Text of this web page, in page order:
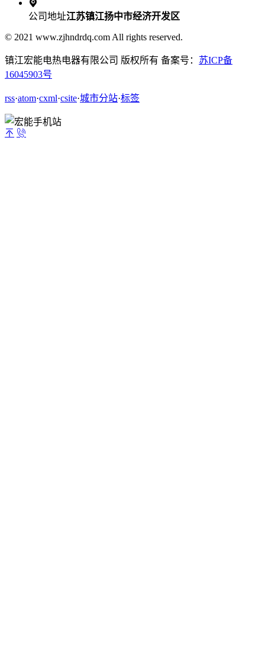

公司地址江苏镇江扬中市经济开发区
© 2021 www.zjhndrdq.com All rights reserved.
镇江宏能电热电器有限公司 版权所有 备案号： 苏ICP备
16045903号
rss·atom·cxml·csite·城市分站·标签
 